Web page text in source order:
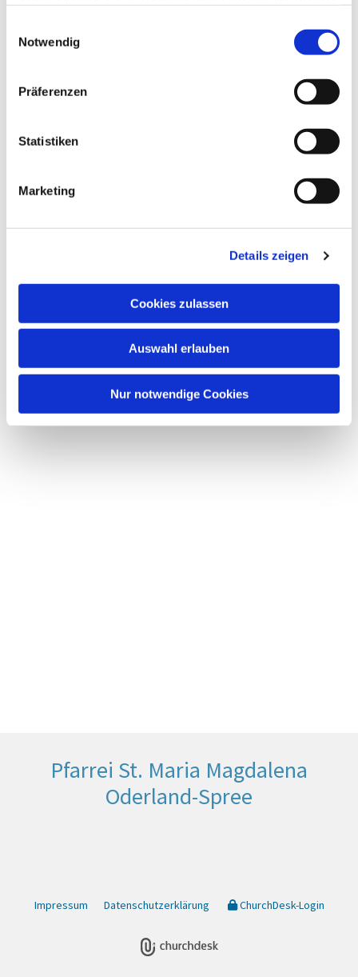
Notwendig
Präferenzen
Statistiken
Marketing
Details zeigen
Cookies zulassen
Auswahl erlauben
Nur notwendige Cookies
Dies könnte Sie auch
interessieren
Pfarrei St. Maria Magdalena
Oderland-Spree
Impressum Datenschutzerklärung ChurchDesk-Login